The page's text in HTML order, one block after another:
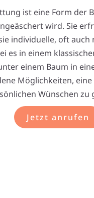
ist eine Form der
wird. Sie
individuelle, oft auch
es in einem
einem Baum in
Möglichkeiten,
Wünschen zu
Jetzt anrufen